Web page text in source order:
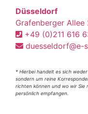
Düsseldorf
Grafenberger
+49 (0)211 616
duesseldorf@e-
* Hierbei handelt es sich
sondern um reine
richten können und wo wir Sie
persönlich empfangen.